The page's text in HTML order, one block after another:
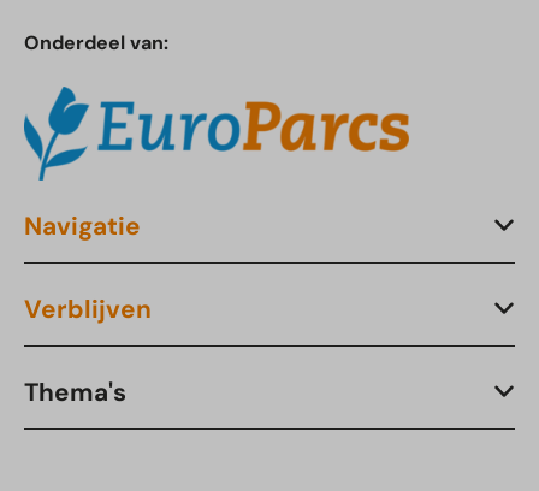
Onderdeel van:
Navigatie
Verblijven
Thema's